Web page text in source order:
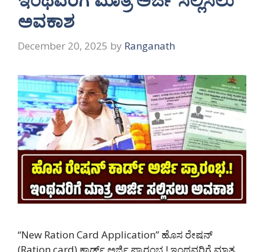
ಅವಕಾಶ
December 20, 2025 by Ranganath
“New Ration Card Application” ಹೊಸ ರೇಷನ್